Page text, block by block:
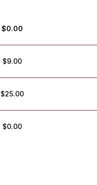
$0.00
$9.00
$25.00
$0.00